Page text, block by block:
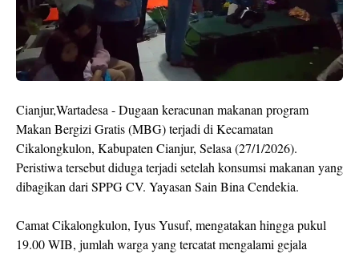
Cianjur,Wartadesa - Dugaan keracunan makanan program
Makan Bergizi Gratis (MBG) terjadi di Kecamatan
Cikalongkulon, Kabupaten Cianjur, Selasa (27/1/2026).
Peristiwa tersebut diduga terjadi setelah konsumsi makanan yang
dibagikan dari SPPG CV. Yayasan Sain Bina Cendekia.
Camat Cikalongkulon, Iyus Yusuf, mengatakan hingga pukul
19.00 WIB, jumlah warga yang tercatat mengalami gejala